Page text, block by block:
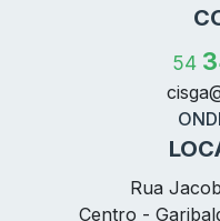
54
Rua
Centro -